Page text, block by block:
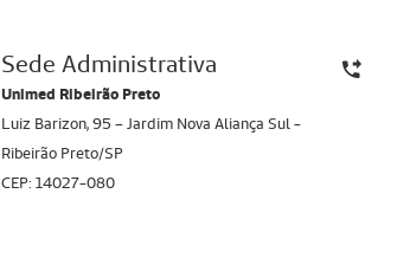
Sede Administrativa
Unimed Ribeirão Preto
Luiz Barizon, 95 – Jardim Nova Aliança Sul -
Ribeirão Preto/SP
CEP: 14027-080